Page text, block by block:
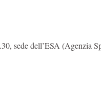
sede dell’ESA (Agenzia